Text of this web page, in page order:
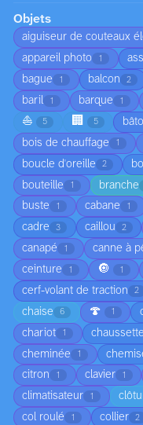
Objets
aiguiseur de couteaux
appareil photo 1
bague 1 balcon 2
baril 1 barque 1
⛵ 5 🏢 5
bois de chauffage 1
boucle d'oreille 2
bouteille 1 branche
buste 1 cabane 1
cadre 3 caillou 2
canapé 1 canne à
ceinture 1 🔘 1
cerf-volant de traction 2
chaise 6 🍄 1
chariot 1 chaussette
cheminée 1
citron 1 clavier 1
climatisateur 1
col roulé 1 collier 2